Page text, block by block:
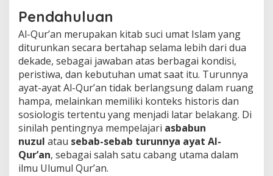
i
s
T
u
r
u
n
n
y
a
A
y
Pendahuluan
Al-Qur’an merupakan kitab suci umat Islam yang
diturunkan secara bertahap selama lebih dari dua
dekade, sebagai jawaban atas berbagai kondisi,
peristiwa, dan kebutuhan umat saat itu. Turunnya
ayat-ayat Al-Qur’an tidak berlangsung dalam ruang
hampa, melainkan memiliki konteks historis dan
sosiologis tertentu yang menjadi latar belakang. Di
sinilah pentingnya mempelajari asbabun
nuzul atau sebab-sebab turunnya ayat Al-
Qur’an, sebagai salah satu cabang utama dalam
ilmu Ulumul Qur’an.